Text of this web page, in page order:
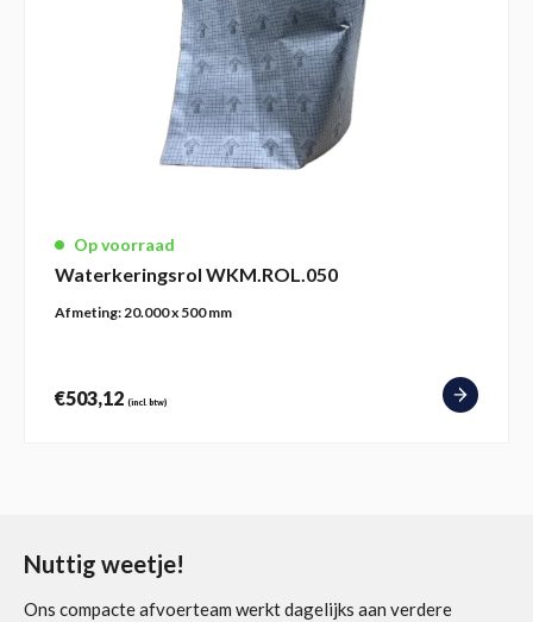
Op voorraad
Waterkeringsrol WKM.ROL.050
Afmeting:20.000 x 500 mm
€503,12 (incl. btw)
Nuttig weetje!
Ons compacte afvoerteam werkt dagelijks aan verdere